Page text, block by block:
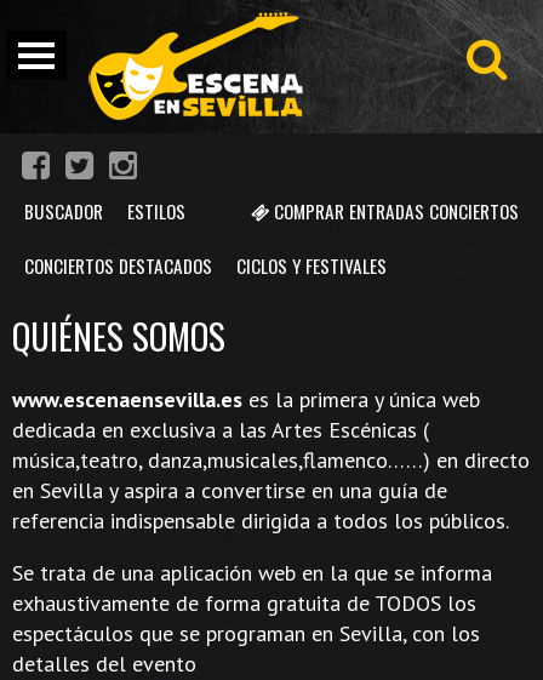
COMPRAR ENTRADAS CONCIERTOS
BUSCADOR ESTILOS
CONCIERTOS DESTACADOS CICLOS Y FESTIVALES
QUIÉNES SOMOS
www.escenaensevilla.es es la primera y única web
dedicada en exclusiva a las Artes Escénicas (
música,teatro, danza,musicales,flamenco……) en directo
en Sevilla y aspira a convertirse en una guía de
referencia indispensable dirigida a todos los públicos.
Se trata de una aplicación web en la que se informa
exhaustivamente de forma gratuita de TODOS los
espectáculos que se programan en Sevilla, con los
detalles del evento